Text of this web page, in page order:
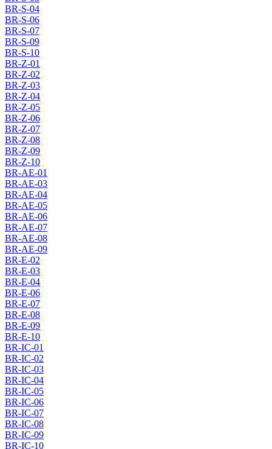
BR-S-04
BR-S-06
BR-S-07
BR-S-09
BR-S-10
BR-Z-01
BR-Z-02
BR-Z-03
BR-Z-04
BR-Z-05
BR-Z-06
BR-Z-07
BR-Z-08
BR-Z-09
BR-Z-10
BR-AE-01
BR-AE-03
BR-AE-04
BR-AE-05
BR-AE-06
BR-AE-07
BR-AE-08
BR-AE-09
BR-E-02
BR-E-03
BR-E-04
BR-E-06
BR-E-07
BR-E-08
BR-E-09
BR-E-10
BR-IC-01
BR-IC-02
BR-IC-03
BR-IC-04
BR-IC-05
BR-IC-06
BR-IC-07
BR-IC-08
BR-IC-09
BR-IC-10